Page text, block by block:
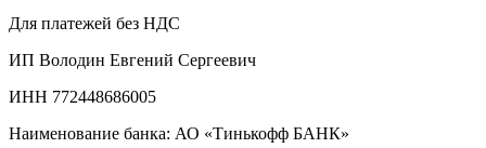
Для платежей без НДС
ИП Володин Евгений Сергеевич
ИНН 772448686005
Наименование банка: АО «Тинькофф БАНК»